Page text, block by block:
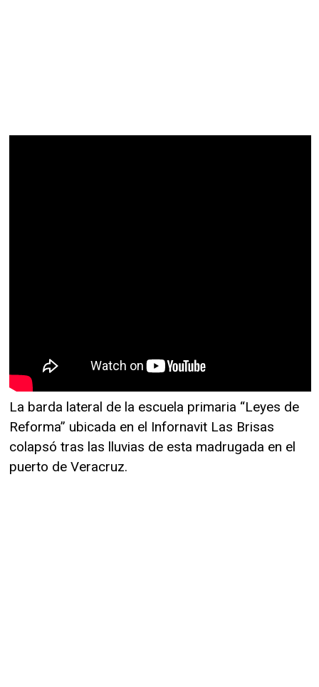
La barda lateral de la escuela primaria “Leyes de
Reforma” ubicada en el Infornavit Las Brisas
colapsó tras las lluvias de esta madrugada en el
puerto de Veracruz.